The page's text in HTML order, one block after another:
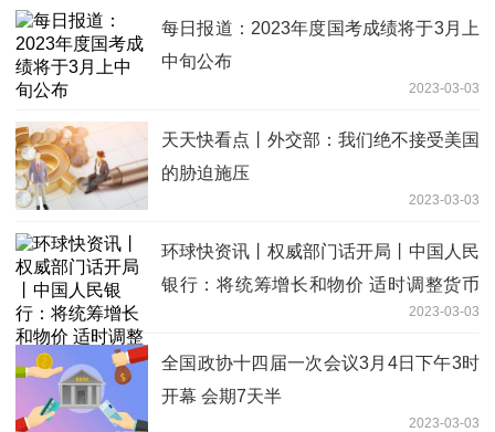
每日报道：2023年度国考成绩将于3月上
中旬公布
2023-03-03
天天快看点丨外交部：我们绝不接受美国
的胁迫施压
2023-03-03
环球快资讯丨权威部门话开局丨中国人民
银行：将统筹增长和物价 适时调整货币
2023-03-03
全国政协十四届一次会议3月4日下午3时
开幕 会期7天半
2023-03-03